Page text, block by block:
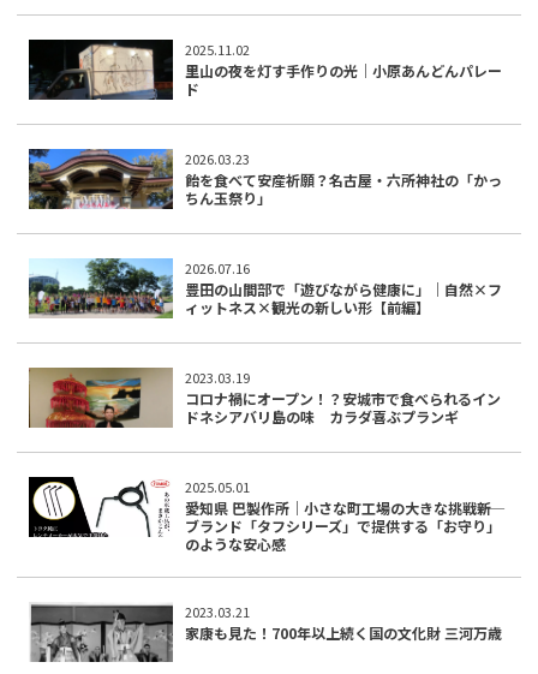
2025.11.02
里山の夜を灯す手作りの光｜小原あんどんパレー
ド
2026.03.23
飴を食べて安産祈願？名古屋・六所神社の「かっ
ちん玉祭り」
2026.07.16
豊田の山間部で「遊びながら健康に」｜自然×フ
ィットネス×観光の新しい形【前編】
2023.03.19
コロナ禍にオープン！？安城市で食べられるイン
ドネシアバリ島の味 カラダ喜ぶプランギ
2025.05.01
愛知県 巴製作所｜小さな町工場の大きな挑戦――新
ブランド「タフシリーズ」で提供する「お守り」
のような安心感
2023.03.21
家康も見た！700年以上続く国の文化財 三河万歳